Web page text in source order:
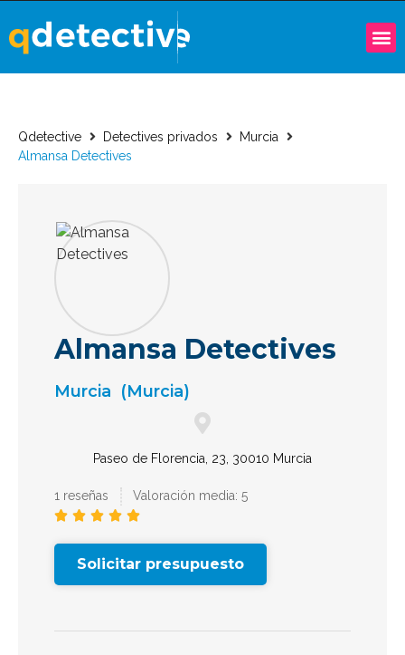
Qdetective Detectives privados
Murcia
Almansa Detectives
Almansa Detectives
Murcia (Murcia)
Paseo de Florencia, 23, 30010 Murcia
1 reseñas Valoración media: 5
    
Solicitar presupuesto